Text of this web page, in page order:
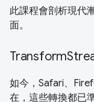
此課程會剖析現代
面。
如今，Safari、
在，這些轉換都已